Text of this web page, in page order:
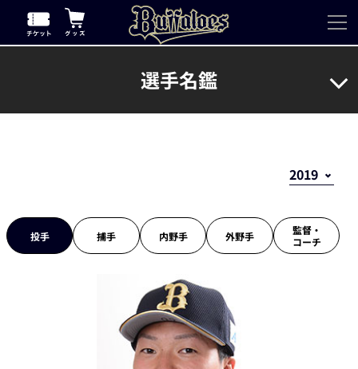
選手名鑑
投手 捕手 内野手 外野手
監督・
コーチ